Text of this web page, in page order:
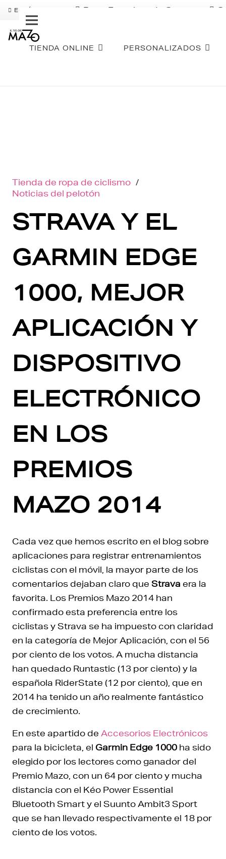
ENVÍO GRATIS Pago Fraccionado Sequra
TIENDA ONLINE PERSONALIZADOS
Tienda de ropa de ciclismo /
Noticias del pelotón
STRAVA Y EL
GARMIN EDGE
1000, MEJOR
APLICACIÓN Y
DISPOSITIVO
ELECTRÓNICO
EN LOS
PREMIOS
MAZO 2014
Cada vez que hemos escrito en el blog sobre
aplicaciones para registrar entrenamientos
ciclistas con el móvil, la mayor parte de los
comentarios dejaban claro que Strava era la
favorita. Los Premios Mazo 2014 han
confirmado esta preferencia entre los
ciclistas y Strava se ha impuesto con claridad
en la categoría de Mejor Aplicación, con el 56
por ciento de los votos. A mucha distancia
han quedado Runtastic (13 por ciento) y la
española RiderState (12 por ciento), que en
2014 ha tenido un año realmente fantástico
de crecimiento.
En este apartido de Accesorios Electrónicos
para la bicicleta, el Garmin Edge 1000 ha sido
elegido por los lectores como ganador del
Premio Mazo, con un 64 por ciento y mucha
distancia con el Kéo Power Essential
Bluetooth Smart y el Suunto Ambit3 Sport
que se han llevado respectivamente el 18 por
ciento de los votos.